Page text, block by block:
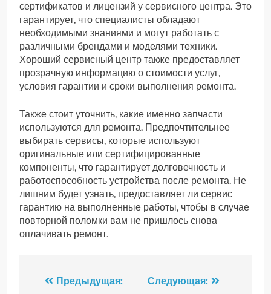
сертификатов и лицензий у сервисного центра. Это
гарантирует, что специалисты обладают
необходимыми знаниями и могут работать с
различными брендами и моделями техники.
Хороший сервисный центр также предоставляет
прозрачную информацию о стоимости услуг,
условия гарантии и сроки выполнения ремонта.
Также стоит уточнить, какие именно запчасти
используются для ремонта. Предпочтительнее
выбирать сервисы, которые используют
оригинальные или сертифицированные
компоненты, что гарантирует долговечность и
работоспособность устройства после ремонта. Не
лишним будет узнать, предоставляет ли сервис
гарантию на выполненные работы, чтобы в случае
повторной поломки вам не пришлось снова
оплачивать ремонт.
Навигация
Предыдущая:
Следующая: